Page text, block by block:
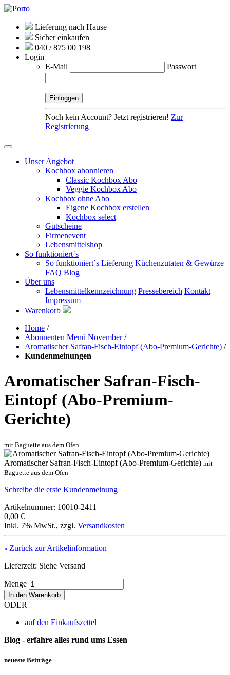
Lieferung nach Hause
Sicher einkaufen
040 / 875 00 198
Login
E-Mail
Passwort
Noch kein Account? Jetzt registrieren! Zur
Registrierung
Unser Angebot
Kochbox abonnieren
Classic Kochbox Abo
Veggie Kochbox Abo
Kochbox ohne Abo
Eigene Kochbox erstellen
Kochbox select
Gutscheine
Firmenevent
Lebensmittelshop
So funktioniert´s
So funktioniert´s Lieferung Küchenzutaten & Gewürze
FAQ Blog
Über uns
Lebensmittelkennzeichnung Pressebereich Kontakt
Impressum
Warenkorb
Home /
Abonnenten Menü November /
Aromatischer Safran-Fisch-Eintopf (Abo-Premium-Gerichte) /
Kundenmeinungen
Aromatischer Safran-Fisch-
Eintopf (Abo-Premium-
Gerichte)
mit Baguette aus dem Ofen
Aromatischer Safran-Fisch-Eintopf (Abo-Premium-Gerichte) mit
Baguette aus dem Ofen
Schreibe die erste Kundenmeinung
Artikelnummer: 10010-2411
0,00 €
Inkl. 7% MwSt., zzgl. Versandkosten
« Zurück zur Artikelinformation
Lieferzeit: Siehe Versand
Menge
In den Warenkorb
ODER
auf den Einkaufszettel
Blog - erfahre alles rund ums Essen
neueste Beiträge